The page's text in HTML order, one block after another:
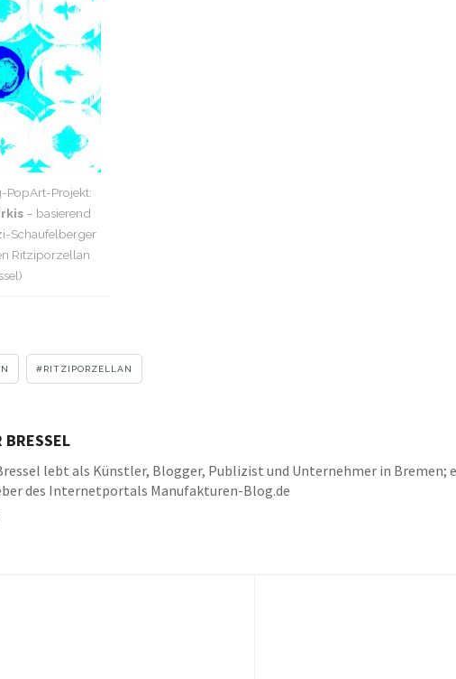
PopArt-Projekt:
– basierend
Schaufelberger
Ritziporzellan
RITZIPORZELLAN
BRESSEL
lebt als Künstler, Blogger, Publizist und Unternehmer in Bremen;
des Internetportals Manufakturen-Blog.de